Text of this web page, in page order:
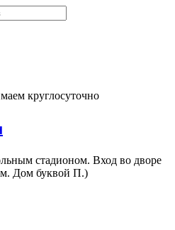
круглосуточно
стадионом. Вход во дворе
Дом буквой П.)